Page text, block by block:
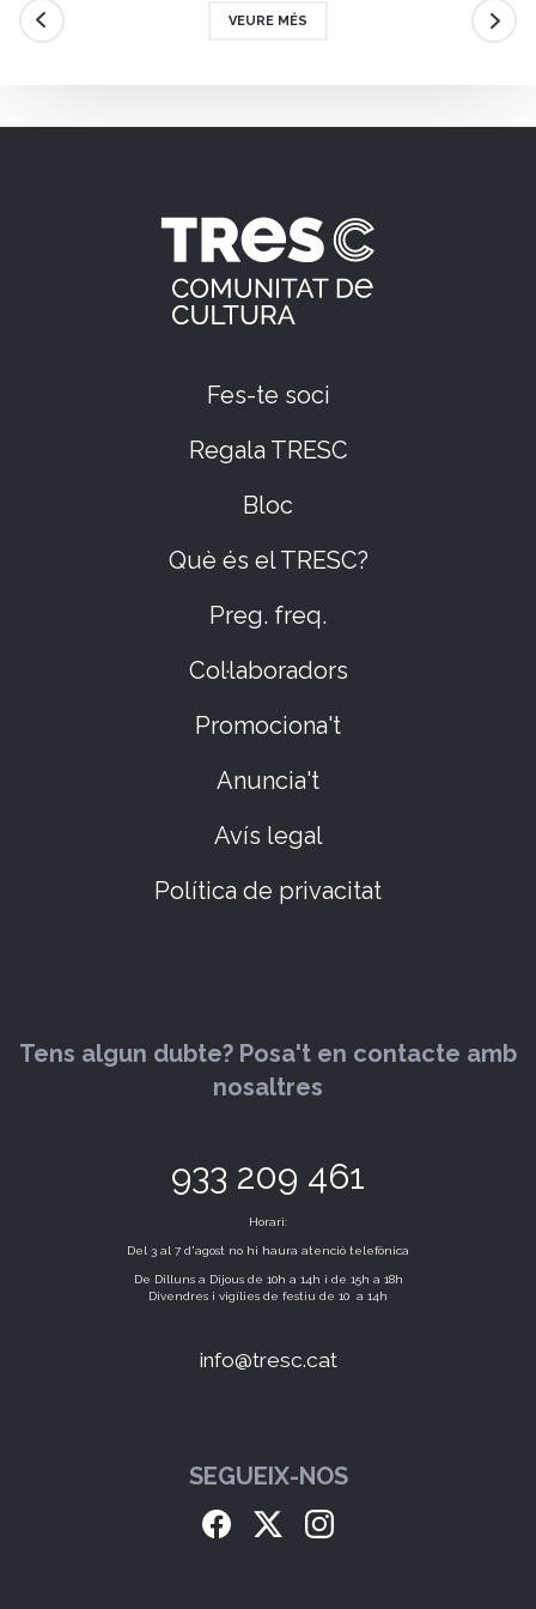
VEURE MÉS
Fes-te soci
Regala TRESC
Bloc
Què és el TRESC?
Preg. freq.
Col·laboradors
Promociona't
Anuncia't
Avís legal
Política de privacitat
Tens algun dubte? Posa't en contacte amb
nosaltres
933 209 461
Horari:
Del 3 al 7 d'agost no hi haura atenció telefònica
De Dilluns a Dijous de 10h a 14h i de 15h a 18h
Divendres i vigílies de festiu de 10 a 14h
info@tresc.cat
SEGUEIX-NOS